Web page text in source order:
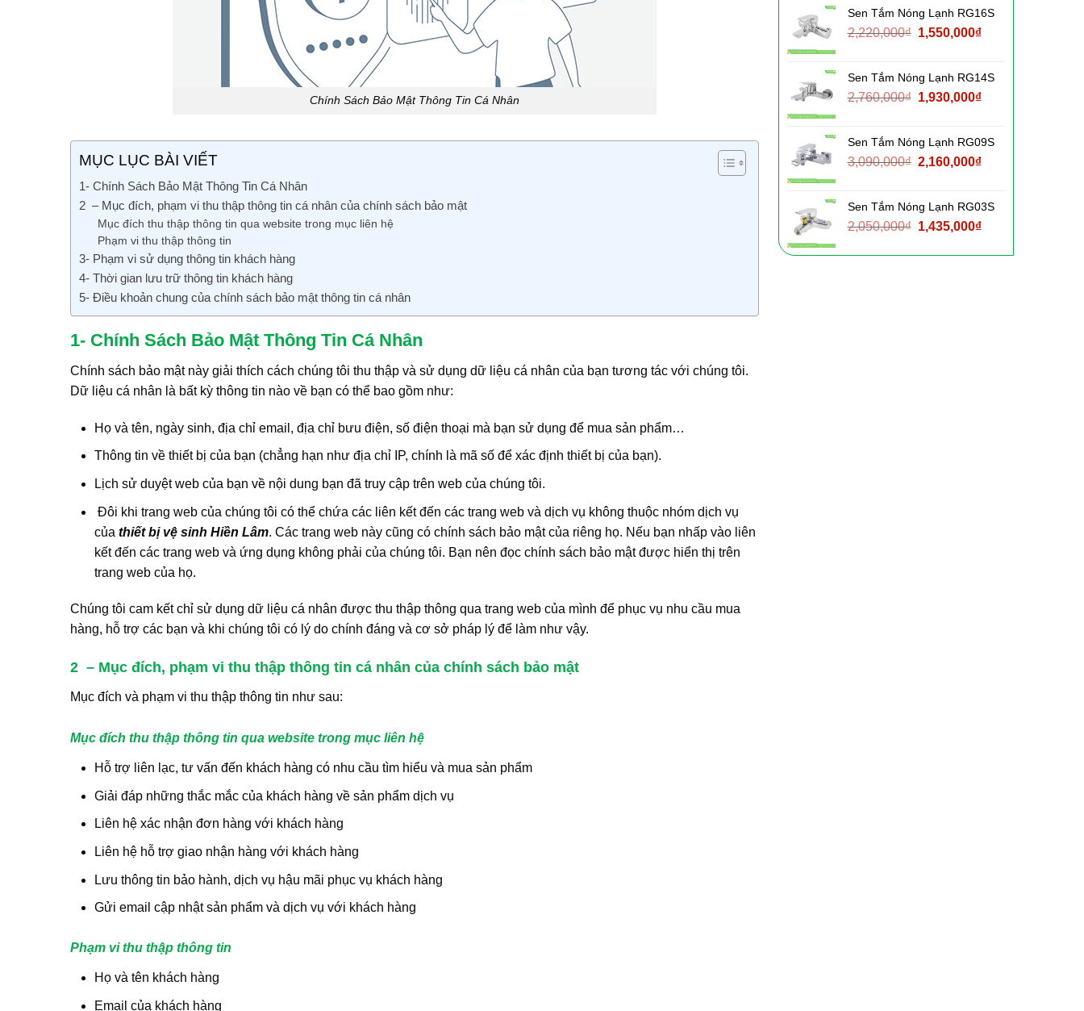
Chính Sách Bảo Mật Thông Tin Cá Nhân
MỤC LỤC BÀI VIẾT
1- Chính Sách Bảo Mật Thông Tin Cá Nhân
2 – Mục đích, phạm vi thu thập thông tin cá nhân của chính sách bảo mật
Mục đích thu thập thông tin qua website trong mục liên hệ
Phạm vi thu thập thông tin
3- Phạm vi sử dụng thông tin khách hàng
4- Thời gian lưu trữ thông tin khách hàng
5- Điều khoản chung của chính sách bảo mật thông tin cá nhân
1- Chính Sách Bảo Mật Thông Tin Cá Nhân
Chính sách bảo mật này giải thích cách chúng tôi thu thập và sử dụng dữ liệu cá nhân của bạn tương tác với chúng tôi.
Dữ liệu cá nhân là bất kỳ thông tin nào về bạn có thể bao gồm như:
Họ và tên, ngày sinh, địa chỉ email, địa chỉ bưu điện, số điện thoại mà bạn sử dụng để mua sản phẩm…
Thông tin về thiết bị của bạn (chẳng hạn như địa chỉ IP, chính là mã số để xác định thiết bị của bạn).
Lịch sử duyệt web của bạn về nội dung bạn đã truy cập trên web của chúng tôi.
Đôi khi trang web của chúng tôi có thể chứa các liên kết đến các trang web và dịch vụ không thuộc nhóm dịch vụ
của thiết bị vệ sinh Hiền Lâm. Các trang web này cũng có chính sách bảo mật của riêng họ. Nếu bạn nhấp vào liên
kết đến các trang web và ứng dụng không phải của chúng tôi. Bạn nên đọc chính sách bảo mật được hiển thị trên
trang web của họ.
Chúng tôi cam kết chỉ sử dụng dữ liệu cá nhân được thu thập thông qua trang web của mình để phục vụ nhu cầu mua
hàng, hỗ trợ các bạn và khi chúng tôi có lý do chính đáng và cơ sở pháp lý để làm như vậy.
2 – Mục đích, phạm vi thu thập thông tin cá nhân của chính sách bảo mật
Mục đích và phạm vi thu thập thông tin như sau:
Mục đích thu thập thông tin qua website trong mục liên hệ
Hỗ trợ liên lạc, tư vấn đến khách hàng có nhu cầu tìm hiểu và mua sản phẩm
Giải đáp những thắc mắc của khách hàng về sản phẩm dịch vụ
Liên hệ xác nhận đơn hàng với khách hàng
Liên hệ hỗ trợ giao nhận hàng với khách hàng
Lưu thông tin bảo hành, dịch vụ hậu mãi phục vụ khách hàng
Gửi email cập nhật sản phẩm và dịch vụ với khách hàng
Phạm vi thu thập thông tin
Họ và tên khách hàng
Email của khách hàng
2,140,000₫.là:
1,500,000₫.
Sen Tắm Nóng Lạnh RG16S
2,220,000₫ Giá
2,220,000₫.
1,550,000₫Giá
là:
1,550,000₫.
Sen Tắm Nóng Lạnh RG14S
2,760,000₫ Giá
2,760,000₫.
1,930,000₫Giá
là:
1,930,000₫.
Sen Tắm Nóng Lạnh RG09S
3,090,000₫ Giá
3,090,000₫.
2,160,000₫Giá
là:
2,160,000₫.
Sen Tắm Nóng Lạnh RG03S
2,050,000₫ Giá
là:
1,435,000₫Giá
tại